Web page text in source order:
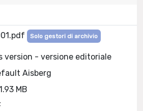
Solo gestori di archivio
version - versione editoriale
Aisberg
MB